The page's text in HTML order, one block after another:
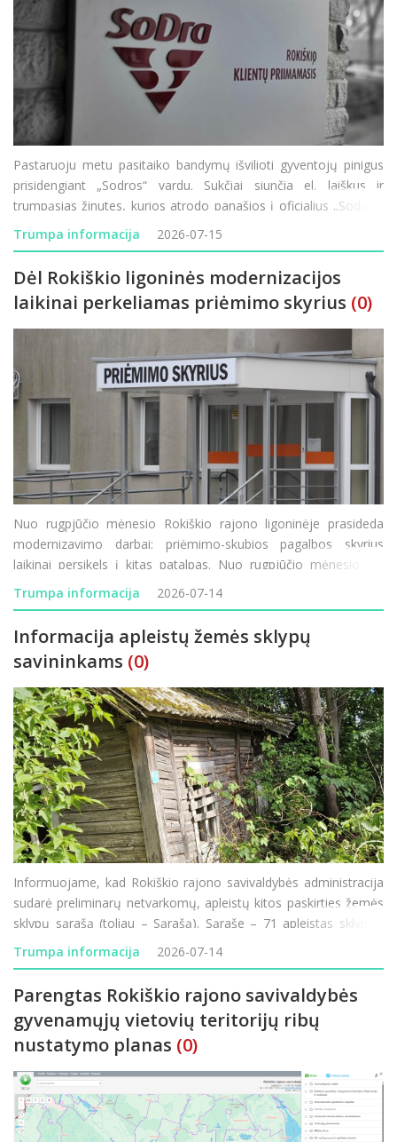
Pastaruoju metu pasitaiko bandymų išvilioti gyventojų pinigus
prisidengiant „Sodros“ vardu. Sukčiai siunčia el. laiškus ir
trumpąsias žinutes, kurios atrodo panašios į oficialius „Sodros“
pranešimus, tačiau jų tikslas – atskleisti prisijungim
Trumpa informacija 2026-07-15
Dėl Rokiškio ligoninės modernizacijos
laikinai perkeliamas priėmimo skyrius (0)
Nuo rugpjūčio mėnesio Rokiškio rajono ligoninėje prasideda
modernizavimo darbai: priėmimo-skubios pagalbos skyrius
laikinai persikels į kitas patalpas. Nuo rugpjūčio mėnesio VšĮ
Rokiškio rajono ligoninėje prasideda vienas didžiausių pastarųjų
metų infrastruktūros modernizavimo
Trumpa informacija 2026-07-14
Informacija apleistų žemės sklypų
savininkams (0)
Informuojame, kad Rokiškio rajono savivaldybės administracija
sudarė preliminarų netvarkomų, apleistų kitos paskirties žemės
sklypų sąrašą (toliau – Sąrašą). Sąraše – 71 apleistas sklypas.
Daugiausia netvarkomų ir apleistų sklypų šiais metais užfiksuot
Trumpa informacija 2026-07-14
Parengtas Rokiškio rajono savivaldybės
gyvenamųjų vietovių teritorijų ribų
nustatymo planas (0)